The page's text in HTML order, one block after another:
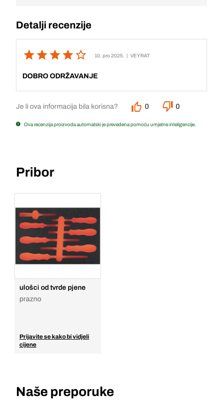
Detalji recenzije
10. pro 2025. | VEYRAT
DOBRO ODRŽAVANJE
Je li ova informacija bila korisna? 0 0
Ova recenzija proizvoda automatski je prevedena pomoću umjetne inteligencije.
Pribor
ulošci od tvrde pjene
prazno
Prijavite se kako bi vidjeli
cijene
Naše preporuke